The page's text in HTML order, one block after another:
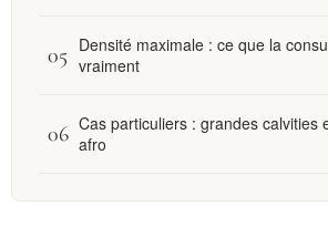
Densité maximale : ce que la
vraiment
Cas particuliers : grandes calvities
afro